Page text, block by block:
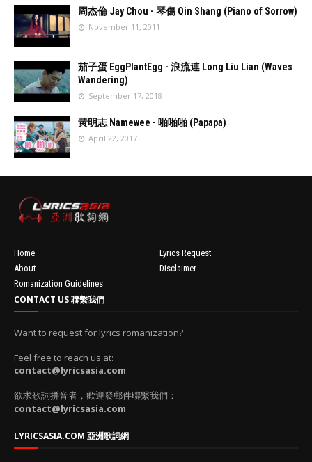
'data:post.fea
turedImage
resizeImage
100'
周杰倫 Jay Chou - 琴傷 Qin Shang (Piano of Sorrow)
November 11, 2011
'data:post.fea
turedImage
resizeImage
100'
茄子蛋 EggPlantEgg - 浪流連 Long Liu Lian (Waves
Wandering)
September 17, 2018
'data:post.fea
resizeImage
100'
黃明志 Namewee - 啪啪啪 (Papapa)
April 22, 2017
Home
Lyrics Request
About
Disclaimer
Romanization Guidelines
CONTACT US 聯繫我們
Want to request for lyrics romanization?
Feel free to reach us at:
contact@lyricsasia.com
欲求歌詞拼音者，歡迎發郵件聯繫我們：
contact@lyricsasia.com
LYRICSASIA.COM 亞洲歌詞網